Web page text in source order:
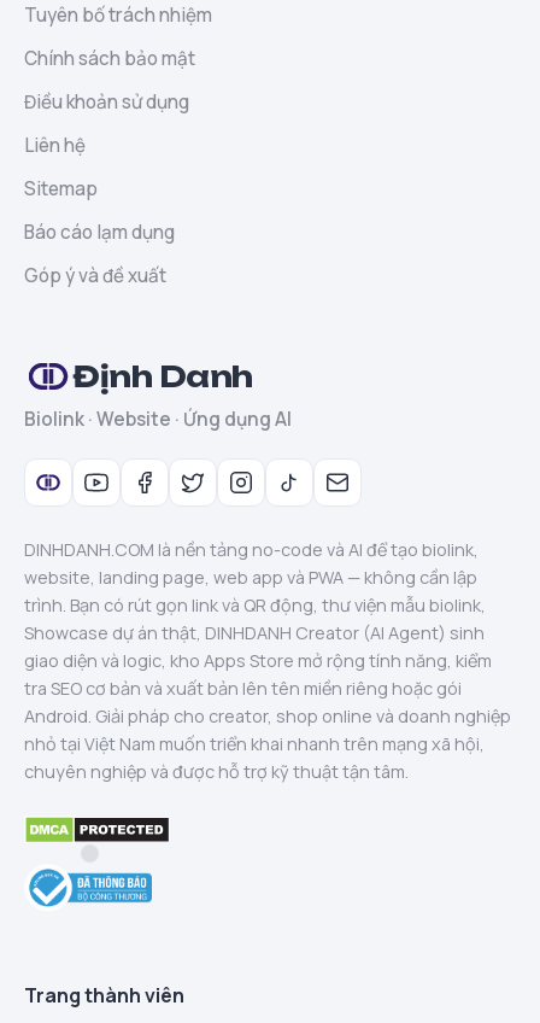
Tuyên bố trách nhiệm
Chính sách bảo mật
Điều khoản sử dụng
Liên hệ
Sitemap
Báo cáo lạm dụng
Góp ý và đề xuất
Định Danh
Biolink · Website · Ứng dụng AI
DINHDANH.COM là nền tảng no-code và AI để tạo biolink,
website, landing page, web app và PWA — không cần lập
trình. Bạn có rút gọn link và QR động, thư viện mẫu biolink,
Showcase dự án thật, DINHDANH Creator (AI Agent) sinh
giao diện và logic, kho Apps Store mở rộng tính năng, kiểm
tra SEO cơ bản và xuất bản lên tên miền riêng hoặc gói
Android. Giải pháp cho creator, shop online và doanh nghiệp
nhỏ tại Việt Nam muốn triển khai nhanh trên mạng xã hội,
chuyên nghiệp và được hỗ trợ kỹ thuật tận tâm.
Trang thành viên